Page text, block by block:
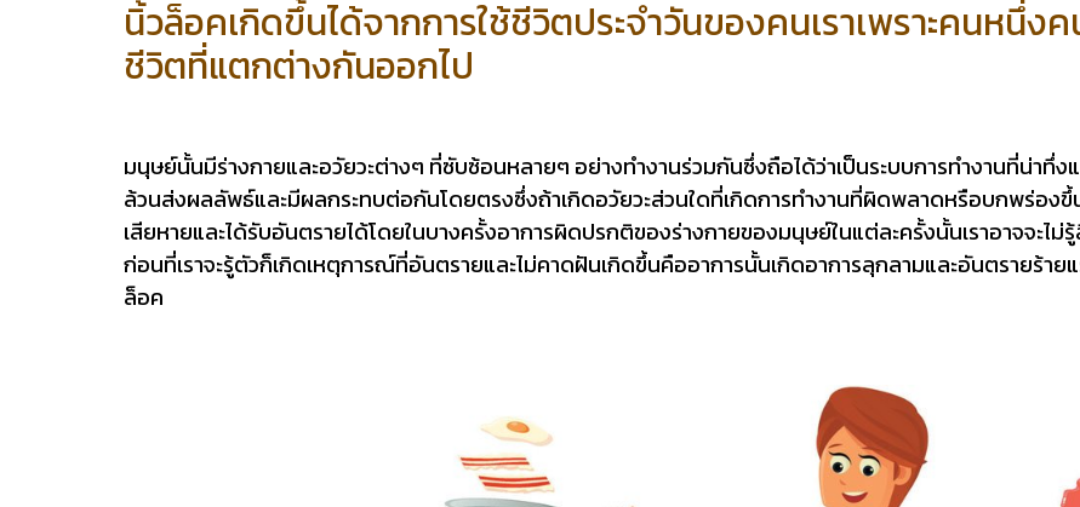
นิ้วล็อคเกิดขึ้นได้จากการใช้ชีวิตประจำวันของคนเราเพราะคนหนึ่ง
ชีวิตที่แตกต่างกันออกไป
มนุษย์นั้นมีร่างกายและอวัยวะต่างๆ ที่ซับซ้อนหลายๆ อย่างทำงานร่วมกันซึ่งถือได้ว่าเป็นระบบการทำงานที่น่าทึ่งแ
ล้วนส่งผลลัพธ์และมีผลกระทบต่อกันโดยตรงซึ่งถ้าเกิดอวัยวะส่วนใดที่เกิดการทำงานที่ผิดพลาดหรือบกพร่องขึ้
เสียหายและได้รับอันตรายได้โดยในบางครั้งอาการผิดปรกติของร่างกายของมนุษย์ในแต่ละครั้งนั้นเราอาจจะไ
ก่อนที่เราจะรู้ตัวก็เกิดเหตุการณ์ที่อันตรายและไม่คาดฝันเกิดขึ้นคืออาการนั้นเกิดอาการลุกลามและอันตรายร้าย
ล็อค